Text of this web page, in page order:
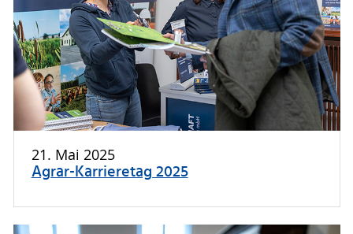
21. Mai 2025
Agrar-Karrieretag 2025